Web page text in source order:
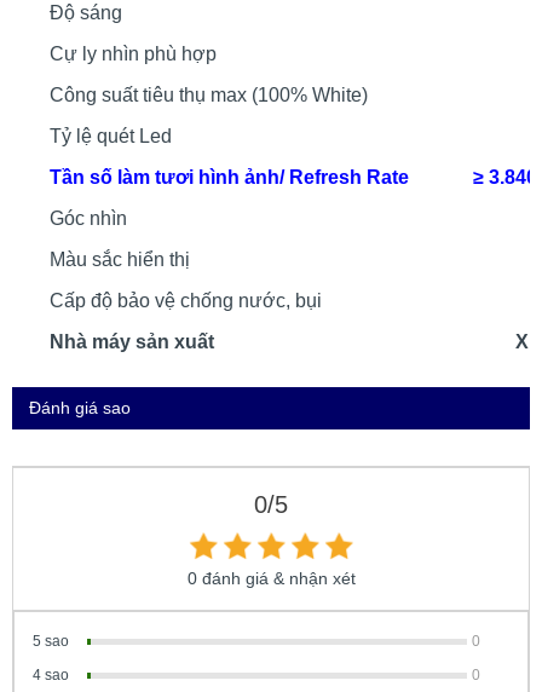
Độ sáng
Cự ly nhìn phù hợp
Công suất tiêu thụ max (100% White)
Tỷ lệ quét Led
Tần số làm tươi hình ảnh/ Refresh Rate
≥
Góc nhìn
Màu sắc hiển thị
Cấp độ bảo vệ chống nước, bụi
Nhà máy sản xuất
Đánh giá sao
0/5
0 đánh giá & nhận xét
5 sao
0
4 sao
0